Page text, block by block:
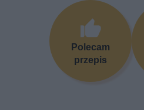
Polecam
przepis